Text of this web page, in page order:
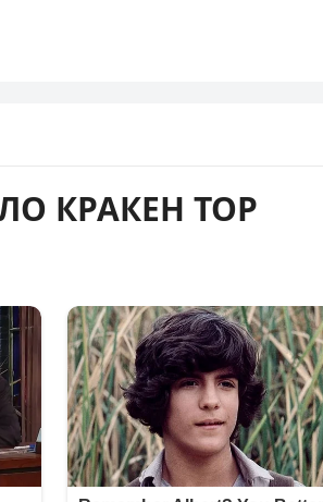
КРАКЕН ТОР